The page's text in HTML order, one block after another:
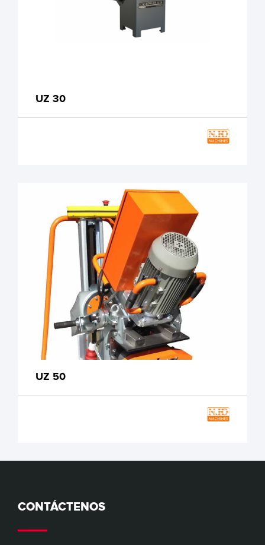
UZ 30
UZ 50
CONTÁCTENOS